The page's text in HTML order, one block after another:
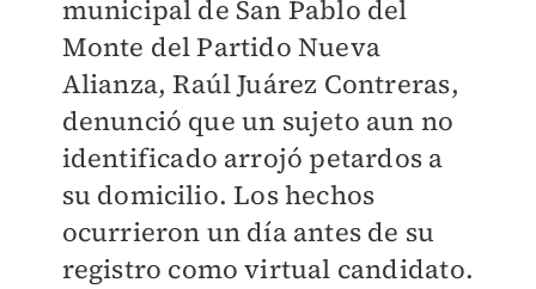
municipal de San Pablo del
Monte del Partido Nueva
Alianza, Raúl Juárez Contreras,
denunció que un sujeto aun no
identificado arrojó petardos a
su domicilio. Los hechos
ocurrieron un día antes de su
registro como virtual candidato.